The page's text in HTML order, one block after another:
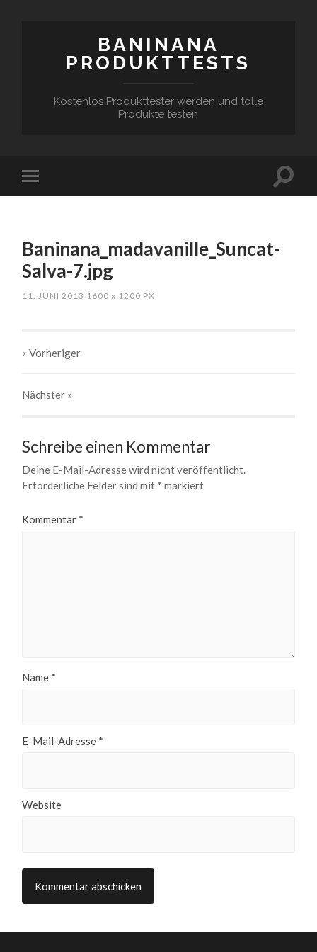
BANINANA
PRODUKTTESTS
Kostenlos Produkttester werden und tolle
Produkte testen
Baninana_madavanille_Suncat-
Salva-7.jpg
11. JUNI 2013 1600x 1200 PX
« Vorheriger
Nächster »
Schreibe einen Kommentar
Deine E-Mail-Adresse wird nicht veröffentlicht.
Erforderliche Felder sind mit * markiert
Kommentar *
Name *
E-Mail-Adresse *
Website